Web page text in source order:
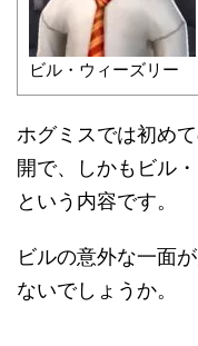
ビル・ウィーズリー
ホグミスでは初め
開で、しかもビル
という内容です。
ビルの意外な一面
ないでしょうか。